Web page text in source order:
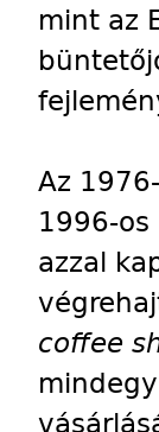
mint az
Az
1996-
azzal
coffee